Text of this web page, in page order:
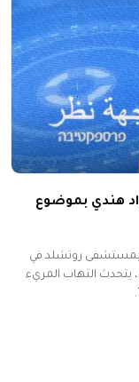
هندي بموضوع
بمستشفى روتشلد في
يتحدث التهاب المريء